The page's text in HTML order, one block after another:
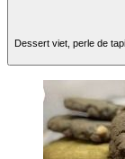
Dessert viet, perle de